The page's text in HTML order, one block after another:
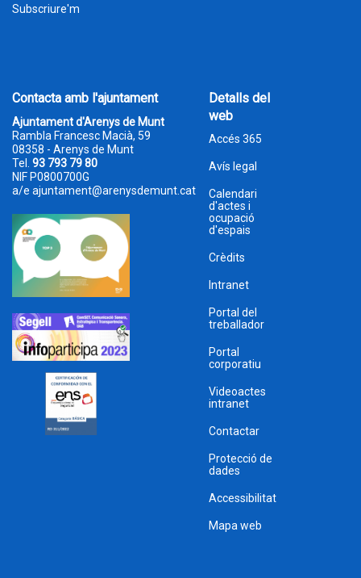
Subscriure'm
Contacta amb l'ajuntament
Ajuntament d'Arenys de Munt
Rambla Francesc Macià, 59
08358 - Arenys de Munt
Tel. 93 793 79 80
NIF P0800700G
a/e ajuntament@arenysdemunt.cat
Detalls del
web
Accés 365
Avís legal
Calendari
d'actes i
ocupació
d'espais
Crèdits
Intranet
Portal del
treballador
Portal
corporatiu
Videoactes
intranet
Contactar
Protecció de
dades
Accessibilitat
Mapa web